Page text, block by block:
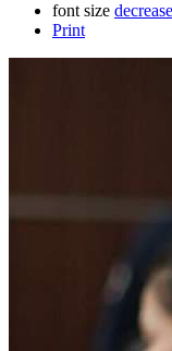
font size
Print